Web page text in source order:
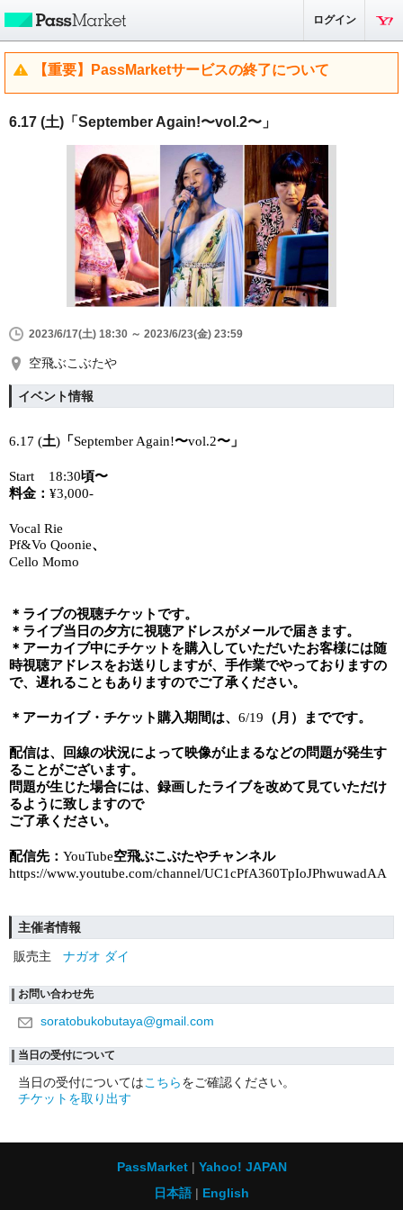
ログイン
【重要】PassMarketサービスの終了について
6.17 (土)「September Again!〜vol.2〜」
2023/6/17(土) 18:30 ～ 2023/6/23(金) 23:59
空飛ぶこぶたや
イベント情報
6.17 (土) 「September Again!〜vol.2〜」
Start 18:30頃〜
料金： ¥3,000-
Vocal Rie
Pf&Vo Qoonie、
Cello Momo
＊ライブの視聴チケットです。
＊ライブ当日の夕方に視聴アドレスがメールで届きます。
＊アーカイブ中にチケットを購入していただいたお客様には随
時視聴アドレスをお送りしますが、手作業でやっておりますの
で、遅れることもありますのでご了承ください。
＊アーカイブ・チケット購入期間は、 6/19 （月）までです。
配信は、回線の状況によって映像が止まるなどの問題が発生す
ることがございます。
問題が生じた場合には、録画したライブを改めて見ていただけ
るように致しますので
ご了承ください。
配信先： YouTube空飛ぶこぶたやチャンネル
https://www.youtube.com/channel/UC1cPfA360TpIoJPhwuwadAA
主催者情報
販売主
ナガオ ダイ
お問い合わせ先
soratobukobutaya@gmail.com
当日の受付について
当日の受付についてはこちらをご確認ください。
チケットを取り出す
PassMarket
Yahoo! JAPAN
日本語
English